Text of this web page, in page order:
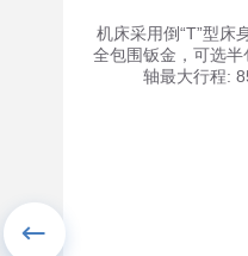
机床采用倒“T”型床
全包围钣金，可选
轴最大行程: